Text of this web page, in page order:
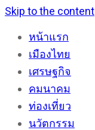
Skip to the content
หน้าแรก
เมืองไทย
เศรษฐกิจ
คมนาคม
ท่องเที่ยว
นวัตกรรม